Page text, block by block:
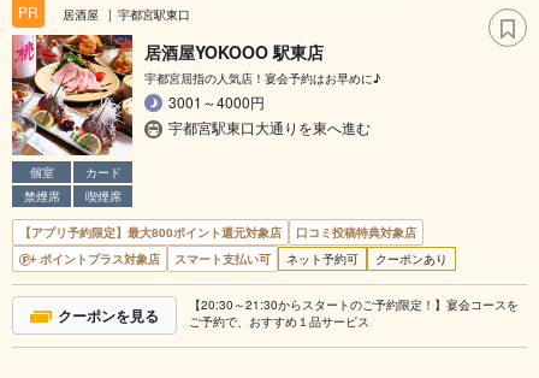
PR 居酒屋 宇都宮駅東口
個室
カード
禁煙席
喫煙席
居酒屋YOKOOO 駅東店
宇都宮屈指の人気店！宴会予約はお早めに♪
3001～4000円
宇都宮駅東口大通りを東へ進む
【アプリ予約限定】最大800ポイント還元対象店
口コミ投稿特典対象店
ポイントプラス対象店
スマート支払い可 ネット予約可 クーポンあり
クーポンを見る
【20:30～21:30からスタートのご予約限定！】宴会コースを
ご予約で、おすすめ１品サービス